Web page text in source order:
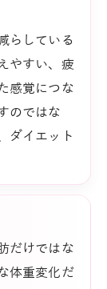
らしている
やすい、疲
感覚につな
のではな
ダイエット
だけではな
体重変化だ